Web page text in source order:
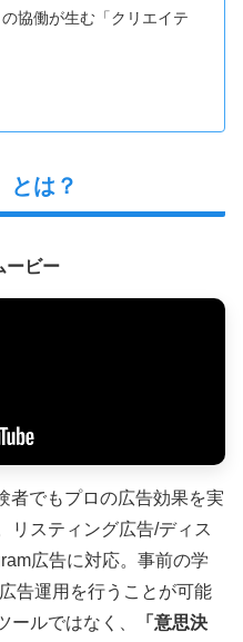
協働が生む「クリエイテ
とは？
ービー
者でもプロの広告効果を実
リスティング広告/ディス
広告に対応。事前の学
告運用を行うことが可能
ールではなく、
「意思決